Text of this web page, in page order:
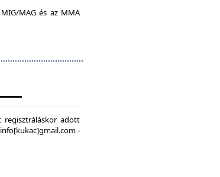
MAG és az MMA
regisztráláskor adott
-